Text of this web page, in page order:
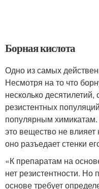
Борная кислота
Одно из самых
Несмотря на то что
несколько
резистентных
популярным
это вещество не
оно разъедает стенки
«К препаратам на
нет резистентности.
основе требует